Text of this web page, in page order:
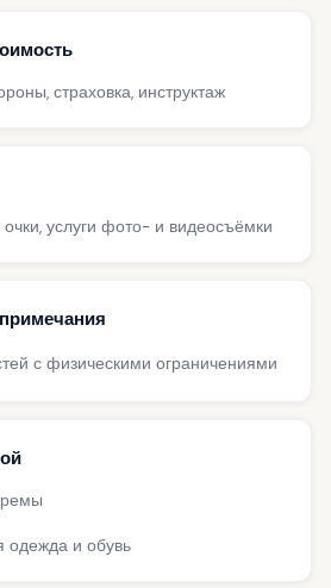
страховка, инструктаж
услуги фото- и видеосъёмки
с физическими ограничениями
одежда и обувь